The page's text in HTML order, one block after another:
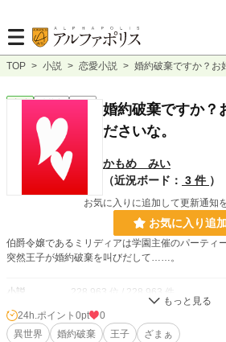
TOP > 小説 > 恋愛小説 > 婚約破棄ですか？お
恋愛 連載中 短編
婚約破棄ですか？
ださいな。
かもめ みい
（近況ボード： 3 件 ）
お気に入りに追加して更新通知
お気に入り追加
伯爵令嬢であるミリディアは学園主催のパーティ
突然王子が婚約破棄を叫びだして……。
小説 228,963 位 / 228,963 件
恋愛 66,395 位 / 66,395 件
24h.ポイント 0pt
0
異世界
婚約破棄 王子 ざまぁ